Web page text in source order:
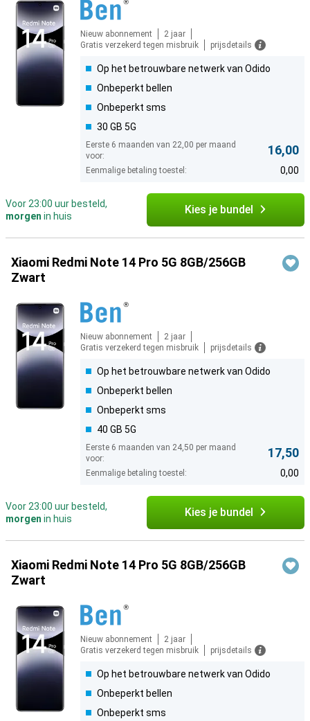
Nieuw abonnement
2 jaar
Gratis verzekerd tegen misbruik
prijsdetails
Op het betrouwbare netwerk van Odido
Onbeperkt bellen
Onbeperkt sms
30 GB 5G
Eerste 6 maanden van 22,00 per maand
voor:
16,00
Eenmalige betaling toestel: 0,00
Voor 23:00 uur besteld,
morgen in huis Kies je bundel
Xiaomi Redmi Note 14 Pro 5G 8GB/256GB
Zwart
Nieuw abonnement
2 jaar
Gratis verzekerd tegen misbruik
prijsdetails
Op het betrouwbare netwerk van Odido
Onbeperkt bellen
Onbeperkt sms
40 GB 5G
Eerste 6 maanden van 24,50 per maand
voor:
17,50
Eenmalige betaling toestel: 0,00
Voor 23:00 uur besteld,
morgen in huis Kies je bundel
Xiaomi Redmi Note 14 Pro 5G 8GB/256GB
Zwart
Nieuw abonnement
2 jaar
Gratis verzekerd tegen misbruik
prijsdetails
Op het betrouwbare netwerk van Odido
Onbeperkt bellen
Onbeperkt sms